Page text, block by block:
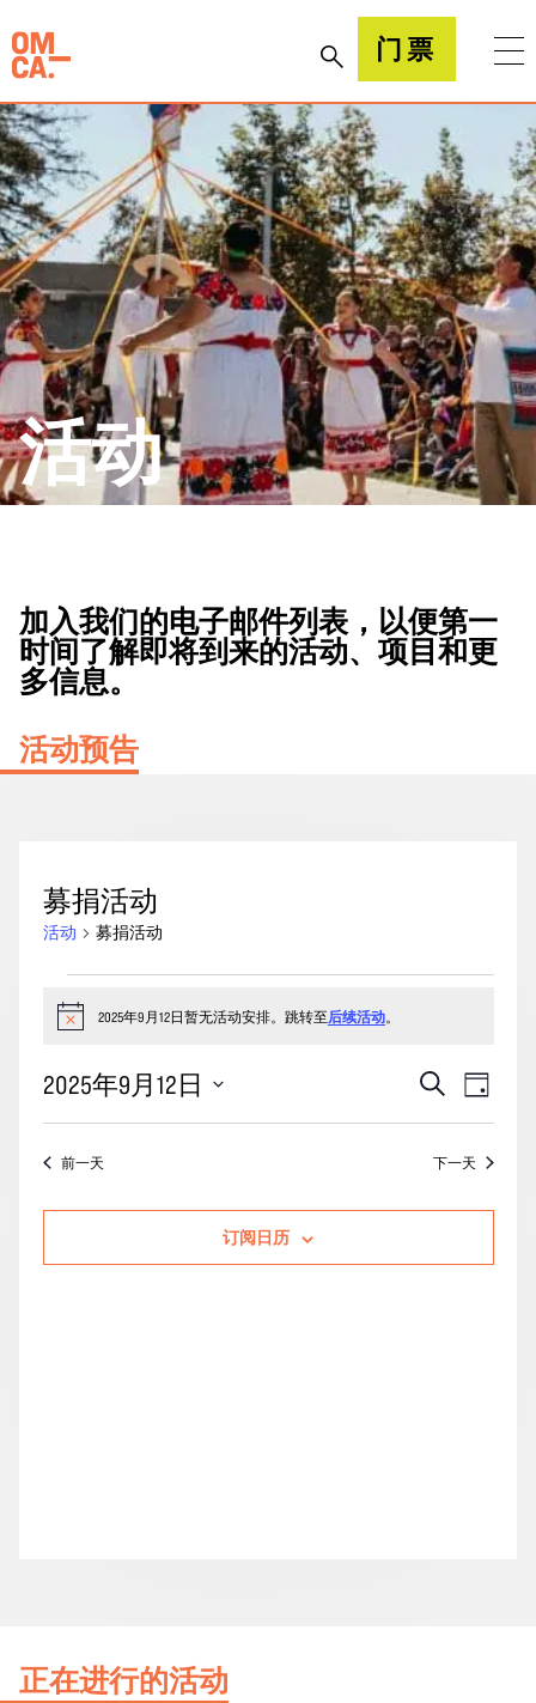
到
内
容
加州奥克兰博物馆(OMCA) 门票
活动
加入我们的电子邮件列表，以便第一
时间了解即将到来的活动、项目和更
多信息。
活动预告
募捐活动
活动 募捐活动
年
月
12
日
动
通
2025年9月12日暂无活动安排。跳转至后续活动。
活
动
搜
索
和
搜
事
件
视
导
天
2025年9月12日
日
前一天 下一天
订阅日历
正在进行的活动